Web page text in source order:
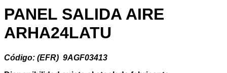
PANEL SALIDA AIRE
ARHA24LATU
Código: (EFR) 9AGF03413